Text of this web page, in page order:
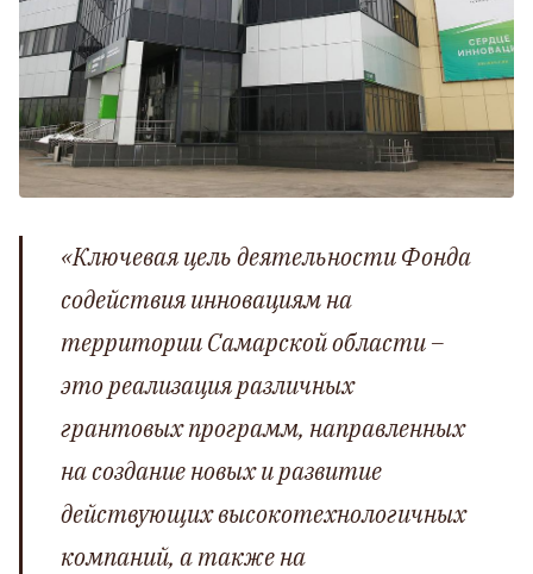
«Ключевая цель деятельности Фонда
содействия инновациям на
территории Самарской области –
это реализация различных
грантовых программ, направленных
на создание новых и развитие
действующих высокотехнологичных
компаний, а также на